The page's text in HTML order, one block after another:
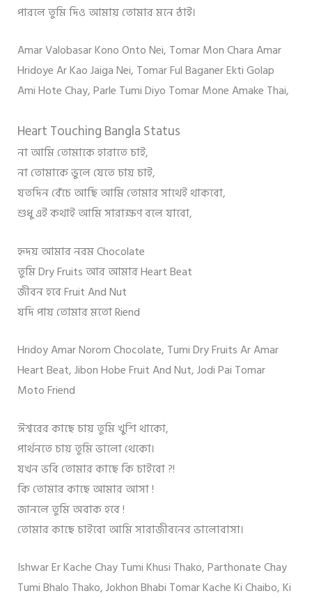
পারলে তুমি দিও আমায় তোমার মনে ঠাই।
Amar Valobasar Kono Onto Nei, Tomar Mon Chara Amar
Hridoye Ar Kao Jaiga Nei, Tomar Ful Baganer Ekti Golap
Ami Hote Chay,Parle Tumi Diyo Tomar Mone Amake Thai,
Heart Touching Bangla Status
না আমি তোমাকে হারাতে চাই,
না তোমাকে ভুলে যেতে চায় চাই,
যতদিন বেঁচে আছি আমি তোমার সাথেই থাকবো,
শুধু এই কথাই আমি সারাক্ষণ বলে যাবো,
হৃদয় আমার নরম Chocolate
তুমি Dry Fruits আর আমার Heart Beat
জীবন হবে Fruit And Nut
যদি পায় তোমার মতো Riend
Hridoy Amar Norom Chocolate, Tumi Dry Fruits Ar Amar
Heart Beat, Jibon Hobe Fruit And Nut, Jodi Pai Tomar
Moto Friend
ঈশ্বরের কাছে চায় তুমি খুশি থাকো,
পার্থনতে চায় তুমি ভালো থেকো।
যখন ভবি তোমার কাছে কি চাইবো ?!
কি তোমার কাছে আমার আসা !
জানলে তুমি অবাক হবে !
তোমার কাছে চাইবো আমি সারাজীবনের ভালোবাসা।
Ishwar Er Kache Chay Tumi Khusi Thako, Parthonate Chay
Tumi Bhalo Thako, Jokhon Bhabi Tomar Kache Ki Chaibo, Ki